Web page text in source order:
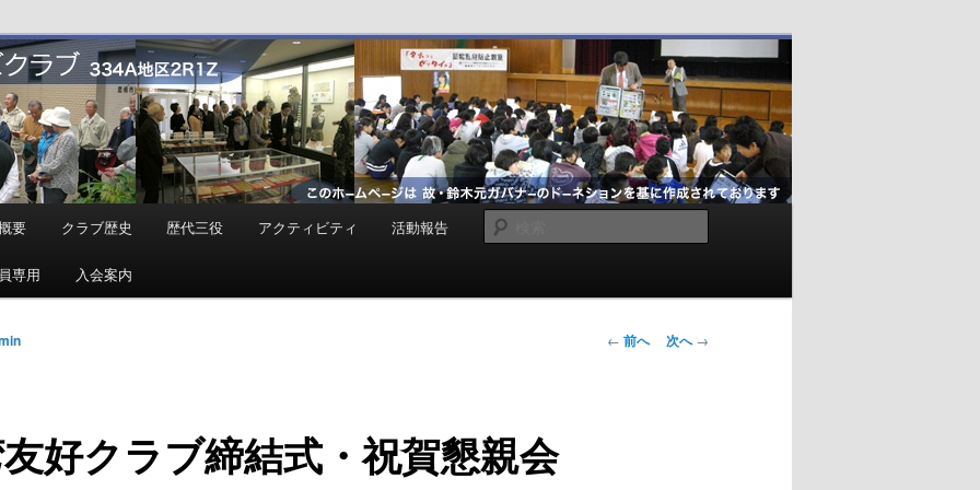
ズクラブ
要 クラブ歴史 歴代三役 アクティビティ 活動報告
専用 入会案内
投
← 前へ 次へ→
好クラブ締結式・祝賀懇親会